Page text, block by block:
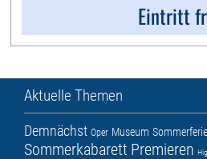
Eintritt
Aktuelle Themen
Demnächst Oper Museum
Sommerkabarett Premieren